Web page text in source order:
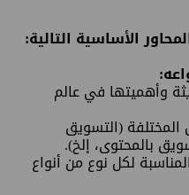
الأساسية التالية:
وأهميتها في عالم
المختلفة (التسويق
بالمحتوى، إلخ).
لكل نوع من أنواع